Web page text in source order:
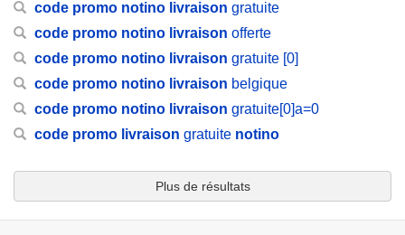
8qmueE9txE8CP97EA-
YXkuaHRtbCUzZmNpZCUzZHNlYXJjaF90eHQlMjZjbV9tbW
c2Nsa2lkJTNkYzcwZGRjMGQzOTRiMTVhYjQ4NjFiZTUyZjA
wNjJmYTY%26rlid%3dc70ddc0d394b15ab4861be52f0062fa
6/RK=2/RS=o1EG76XIwcFdk0w.rTL3kk6YlTE-
code promo notino livraison gratuite
code promo notino livraison offerte
code promo notino livraison gratuite [0]
code promo notino livraison belgique
code promo notino livraison gratuite[0]a=0
code promo livraison gratuite notino
Plus de résultats